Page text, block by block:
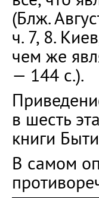
(Блж.
ч. 7, 8.
чем же
— 144 с.).
в шесть
книги
В самом